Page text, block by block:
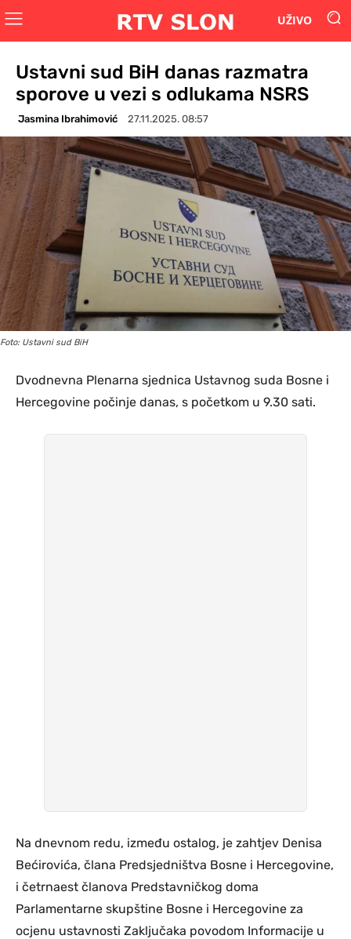
UŽIVO
Ustavni sud BiH danas razmatra
sporove u vezi s odlukama NSRS
Jasmina Ibrahimović 27.11.2025. 08:57
Foto: Ustavni sud BiH
Dvodnevna Plenarna sjednica Ustavnog suda Bosne i
Hercegovine počinje danas, s početkom u 9.30 sati.
Na dnevnom redu, između ostalog, je zahtjev Denisa
Bećirovića, člana Predsjedništva Bosne i Hercegovine,
i četrnaest članova Predstavničkog doma
Parlamentarne skupštine Bosne i Hercegovine za
ocjenu ustavnosti Zaključaka povodom Informacije u